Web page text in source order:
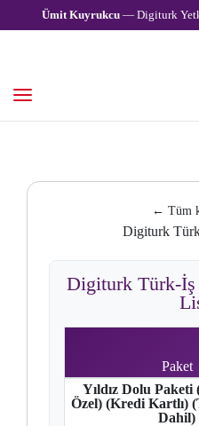
Ümit Kuyrukcu— Digiturk
← Tüm
Digiturk
Digiturk Türk-İş
Paket
Yıldız Dolu Paketi
Özel) (Kredi Kartlı)
Dahil)